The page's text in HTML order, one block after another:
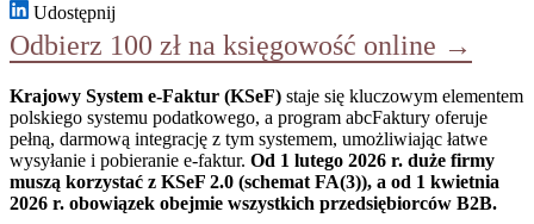
Udostępnij
Odbierz 100 zł na księgowość online →
Krajowy System e-Faktur (KSeF) staje się kluczowym elementem
polskiego systemu podatkowego, a program abcFaktury oferuje
pełną, darmową integrację z tym systemem, umożliwiając łatwe
wysyłanie i pobieranie e-faktur. Od 1 lutego 2026 r. duże firmy
muszą korzystać z KSeF 2.0 (schemat FA(3)), a od 1 kwietnia
2026 r. obowiązek obejmie wszystkich przedsiębiorców B2B.